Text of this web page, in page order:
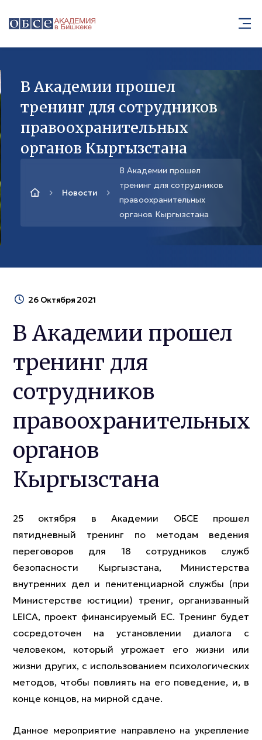
В Академии прошел
тренинг для сотрудников
правоохранительных
органов Кыргызстана
Новости
В Академии прошел
тренинг для сотрудников
правоохранительных
органов Кыргызстана
26 Октября 2021
В Академии прошел
тренинг для
сотрудников
правоохранительных
органов
Кыргызстана
25 октября в Академии ОБСЕ прошел
пятидневный тренинг по методам ведения
переговоров для 18 сотрудников служб
безопасности Кыргызстана, Министерства
внутренних дел и пенитенциарной службы (при
Министерстве юстиции) трениг, организванный
LEICA, проект финансируемый ЕС. Тренинг будет
сосредоточен на установлении диалога с
человеком, который угрожает его жизни или
жизни других, с использованием психологических
методов, чтобы повлиять на его поведение, и, в
конце концов, на мирной сдаче.
Данное мероприятие направлено на укрепление